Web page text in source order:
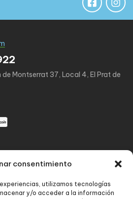
consentimiento
utilizamos tecnologías
y/o acceder a la información
Montserrat 37, Local 4, El Prat de